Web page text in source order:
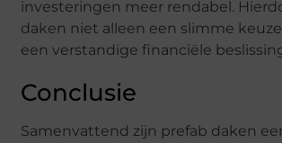
investeringen meer rendabel.
daken niet alleen een slimme
een verstandige financiële
Conclusie
Samenvattend zijn prefab daken